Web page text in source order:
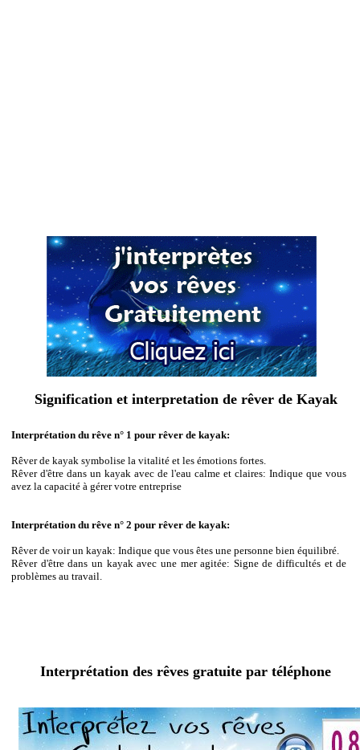
Signification et interpretation de rêver de Kayak
Interprétation du rêve n° 1 pour rêver de kayak:
Rêver de kayak symbolise la vitalité et les émotions fortes.
Rêver d'être dans un kayak avec de l'eau calme et claires: Indique que vous
avez la capacité à gérer votre entreprise
Interprétation du rêve n° 2 pour rêver de kayak:
Rêver de voir un kayak: Indique que vous êtes une personne bien équilibré.
Rêver d'être dans un kayak avec une mer agitée: Signe de difficultés et de
problèmes au travail.
Interprétation des rêves gratuite par téléphone